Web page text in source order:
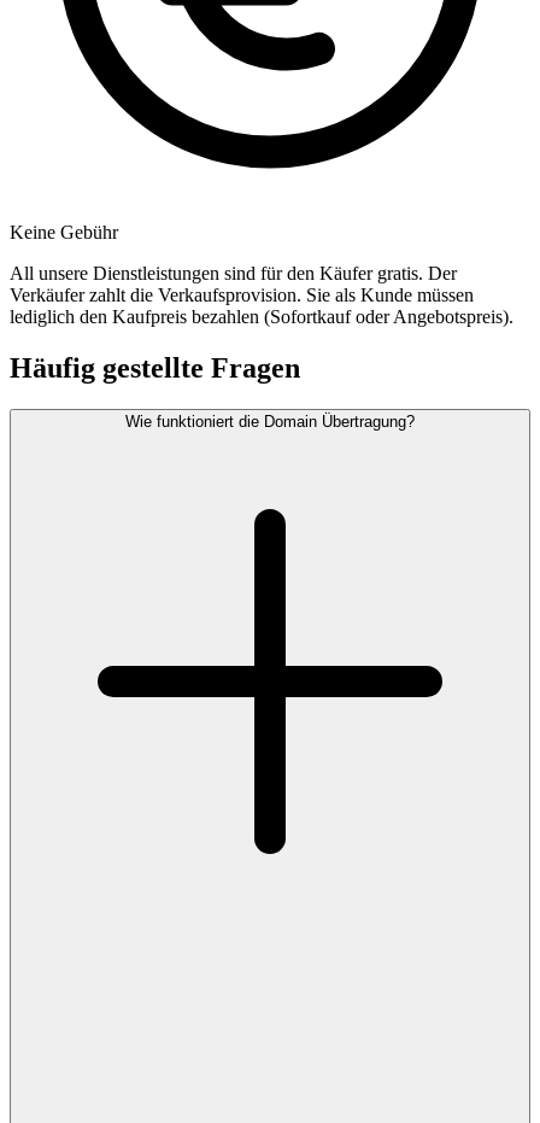
Keine Gebühr
All unsere Dienstleistungen sind für den Käufer gratis. Der
Verkäufer zahlt die Verkaufsprovision. Sie als Kunde müssen
lediglich den Kaufpreis bezahlen (Sofortkauf oder Angebotspreis).
Häufig gestellte Fragen
Wie funktioniert die Domain Übertragung?